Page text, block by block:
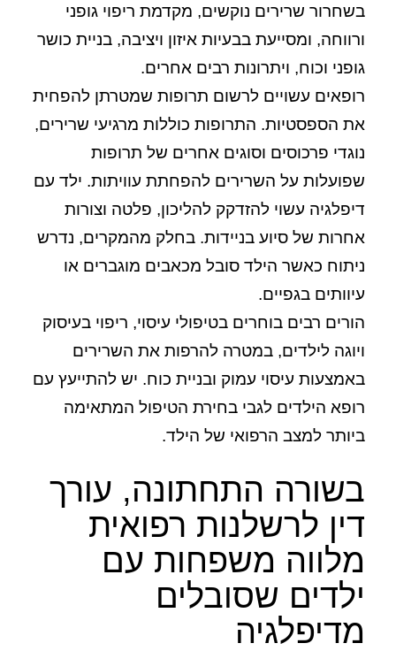
בשחרור שרירים נוקשים, מקדמת ריפוי גופני
ורווחה, ומסייעת בבעיות איזון ויציבה, בניית כושר
גופני וכוח, ויתרונות רבים אחרים.
רופאים עשויים לרשום תרופות שמטרתן להפחית
את הספסטיות. התרופות כוללות מרגיעי שרירים,
נוגדי פרכוסים וסוגים אחרים של תרופות
שפועלות על השרירים להפחתת עוויתות. ילד עם
דיפלגיה עשוי להזדקק להליכון, פלטה וצורות
אחרות של סיוע בניידות. בחלק מהמקרים, נדרש
ניתוח כאשר הילד סובל מכאבים מוגברים או
עיוותים בגפיים.
הורים רבים בוחרים בטיפולי עיסוי, ריפוי בעיסוק
ויוגה לילדים, במטרה להרפות את השרירים
באמצעות עיסוי עמוק ובניית כוח. יש להתייעץ עם
רופא הילדים לגבי בחירת הטיפול המתאימה
ביותר למצב הרפואי של הילד.
בשורה התחתונה, עורך
דין לרשלנות רפואית
מלווה משפחות עם
ילדים שסובלים
מדיפלגיה